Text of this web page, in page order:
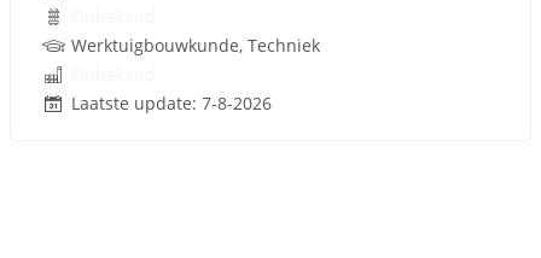
Werktuigbouwkunde, Techniek
Laatste update: 7-8-2026